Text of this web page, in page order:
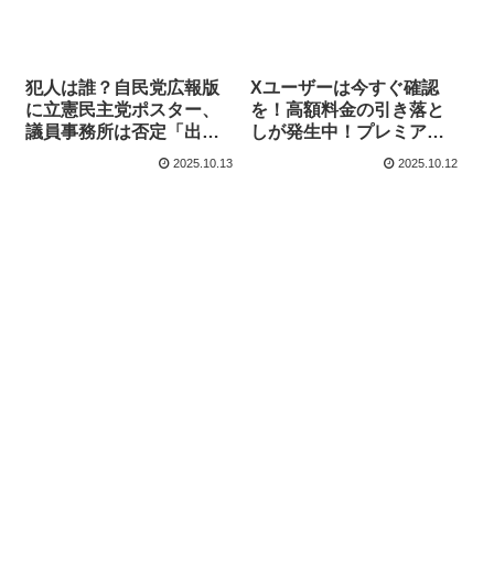
犯人は誰？自民党広報版
に立憲民主党ポスター、
議員事務所は否定「出所
ブを始める【KSLチャン
2025.10.13
Xユーザーは今すぐ確認
を！高額料金の引き落と
しが発生中！プレミアム
げされていた【KSLチャ
2025.10.12